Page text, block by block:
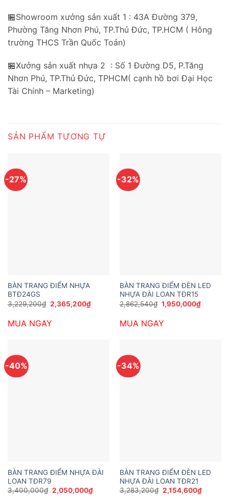
🏪Showroom xưởng sản xuất 1 : 43A Đường 379,
Phường Tăng Nhơn Phú, TP.Thủ Đức, TP.HCM ( Hông
trường THCS Trần Quốc Toản)
🏪Xưởng sản xuất nhựa 2 : Số 1 Đường D5, P.Tăng
Nhơn Phú, TP.Thủ Đức, TPHCM( cạnh hồ bơi Đại Học
Tài Chính – Marketing)
SẢN PHẨM TƯƠNG TỰ
-27%
BÀN TRANG ĐIỂM NHỰA
BTĐ24GS
3,229,200₫ Giá
gốc
3,229,200₫.
2,365,200₫Giá
hiện
MUA NGAY
-32%
BÀN TRANG ĐIỂM ĐÈN LED
NHỰA ĐÀI LOAN TĐR15
2,862,540₫ Giá
gốc
2,862,540₫.
1,950,000₫Giá
hiện
MUA NGAY
-40%
BÀN TRANG ĐIỂM NHỰA ĐÀI
LOAN TĐR79
3,400,000₫ Giá
gốc
2,050,000₫Giá
hiện
-34%
BÀN TRANG ĐIỂM ĐÈN LED
NHỰA ĐÀI LOAN TĐR21
3,283,200₫ Giá
gốc
2,154,600₫Giá
hiện